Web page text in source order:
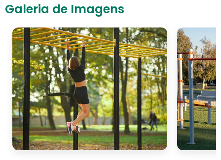
Galeria de Imagens